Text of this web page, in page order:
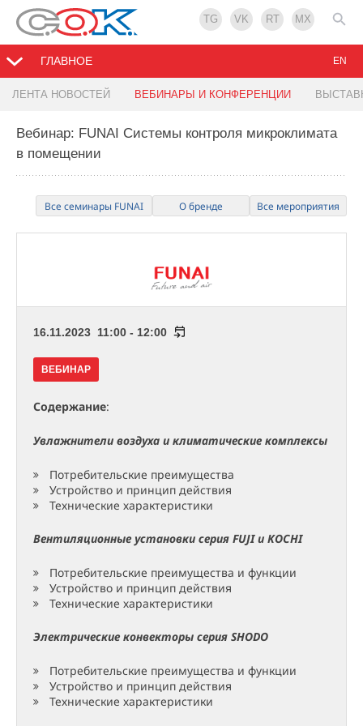
TG VK RT MX
ГЛАВНОЕ
ЛЕНТА НОВОСТЕЙ ВЕБИНАРЫ И КОНФЕРЕНЦИИ
EN
Вебинар: FUNAI Системы контроля микроклимата
в помещении
Все семинары FUNAI О бренде Все мероприятия
16.11.2023 11:00 - 12:00
ВЕБИНАР
Содержание:
Увлажнители воздуха и климатические комплексы
Потребительские преимущества
Устройство и принцип действия
Технические характеристики
Вентиляционные установки серия FUJI и KOCHI
Потребительские преимущества и функции
Устройство и принцип действия
Технические характеристики
Электрические конвекторы серия SHODO
Потребительские преимущества и функции
Устройство и принцип действия
Технические характеристики